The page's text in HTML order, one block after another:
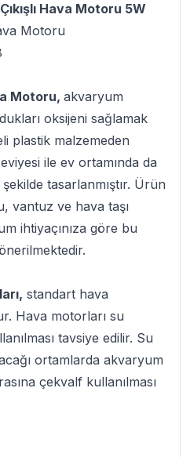
Hava Motoru 5W
Motoru
Motoru, akvaryum
oksijeni sağlamak
plastik malzemeden
ile ev ortamında da
tasarlanmıştır. Ürün
vantuz ve hava taşı
ihtiyaçınıza göre bu
standart hava
Hava motorları su
tavsiye edilir. Su
ortamlarda akvaryum
çekvalf kullanılması